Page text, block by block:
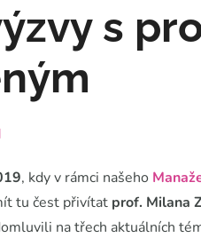
s
, kdy v rámci našeho
tu čest přivítat prof. Milana
na třech aktuálních